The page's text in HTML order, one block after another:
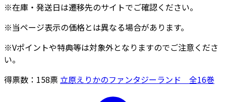
※在庫・発送日は遷移先のサイトでご確認ください。
※当ページ表示の価格とは異なる場合があります。
※Vポイントや特典等は対象外となりますのでご注意くださ
い。
得票数： 158票 立原えりかのファンタジーランド 全16巻